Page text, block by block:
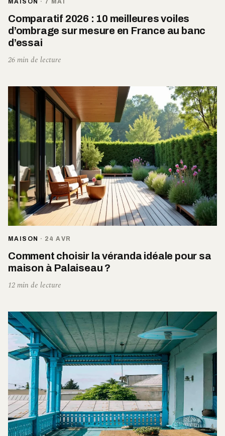
MAISON · 7 MAI
Comparatif 2026 : 10 meilleures voiles
d’ombrage sur mesure en France au banc
d’essai
26 min de lecture
MAISON · 24 AVR
Comment choisir la véranda idéale pour sa
maison à Palaiseau ?
12 min de lecture